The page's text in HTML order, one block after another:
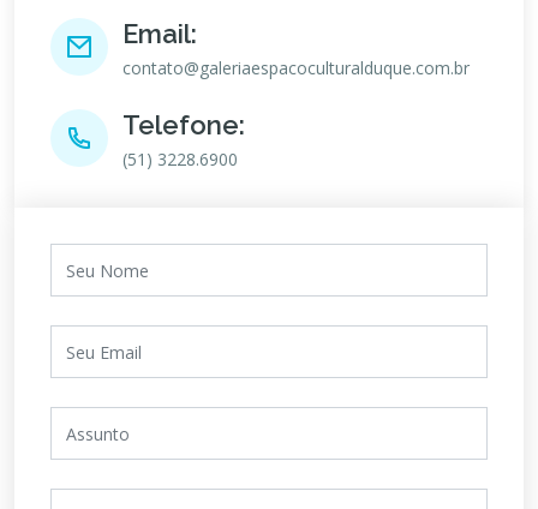
Email:
contato@galeriaespacoculturalduque.com.br
Telefone:
(51) 3228.6900